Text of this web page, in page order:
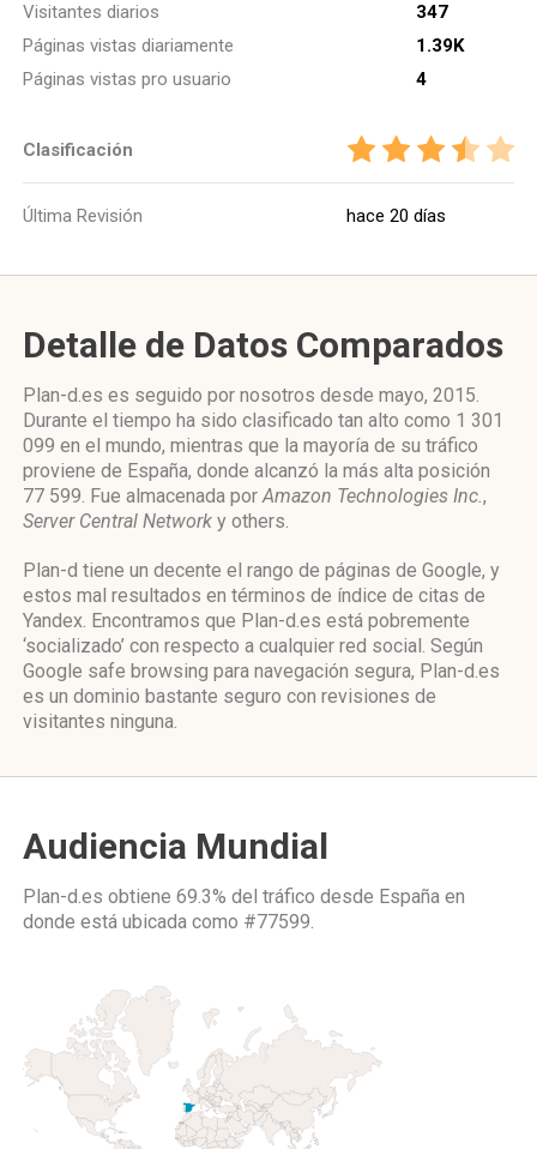
Visitantes diarios
347
Páginas vistas diariamente
1.39K
Páginas vistas pro usuario
4
Clasificación
Última Revisión hace 20 días
Detalle de Datos Comparados
Plan-d.es es seguido por nosotros desde mayo, 2015.
Durante el tiempo ha sido clasificado tan alto como 1 301
099 en el mundo, mientras que la mayoría de su tráfico
proviene de España, donde alcanzó la más alta posición
77 599. Fue almacenada porAmazon Technologies Inc.,
Server Central Network y others.
Plan-d tiene un decente el rango de páginas de Google, y
estos mal resultados en términos de índice de citas de
Yandex. Encontramos que Plan-d.es está pobremente
‘socializado’ con respecto a cualquier red social. Según
Google safe browsing para navegación segura, Plan-d.es
es un dominio bastante seguro con revisiones de
visitantes ninguna.
Audiencia Mundial
Plan-d.es obtiene 69.3% del tráfico desde España en
donde está ubicada como #77599.